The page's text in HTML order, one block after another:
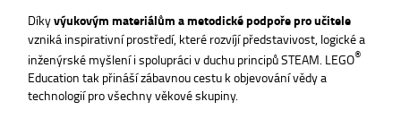
Díkyvýukovým materiálům a metodické podpoře pro učitele
vzniká inspirativní prostředí, které rozvíjí představivost, logické a
inženýrské myšlení i spolupráci v duchu principů STEAM. LEGO®
Education tak přináší zábavnou cestu k objevování vědy a
technologií pro všechny věkové skupiny.